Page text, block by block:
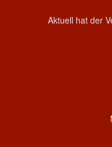
Aktuell hat der